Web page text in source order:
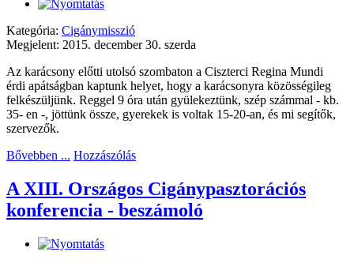
Kategória: Cigánymisszió
Megjelent: 2015. december 30. szerda
Az karácsony előtti utolsó szombaton a Ciszterci Regina Mundi
érdi apátságban kaptunk helyet, hogy a karácsonyra közösségileg
felkészüljünk. Reggel 9 óra után gyülekeztünk, szép számmal - kb.
35- en -, jöttünk össze, gyerekek is voltak 15-20-an, és mi segítők,
szervezők.
Bővebben ... Hozzászólás
A XIII. Országos Cigánypasztorációs
konferencia - beszámoló